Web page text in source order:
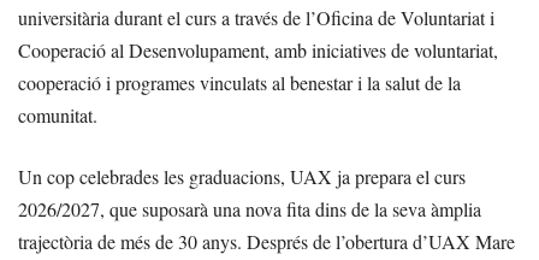
universitària durant el curs a través de l’Oficina de Voluntariat i
Cooperació al Desenvolupament, amb iniciatives de voluntariat,
cooperació i programes vinculats al benestar i la salut de la
comunitat.
Un cop celebrades les graduacions, UAX ja prepara el curs
2026/2027, que suposarà una nova fita dins de la seva àmplia
trajectòria de més de 30 anys. Després de l’obertura d’UAX Mare